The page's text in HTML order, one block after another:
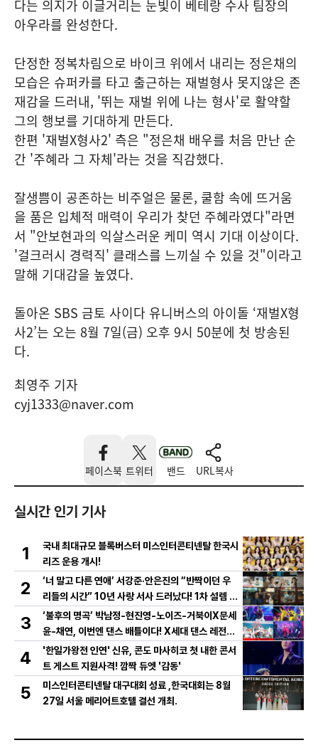
다는 의지가 이글거리는 눈빛이 베테랑 수사 팀장의
아우라를 완성한다.
단정한 정복차림으로 바이크 위에서 내리는 정은채의
모습은 슈퍼카를 타고 출근하는 재벌형사 못지않은 존
재감을 드러내, '뛰는 재벌 위에 나는 형사'로 활약할
그의 행보를 기대하게 만든다.
한편 '재벌X형사2' 측은 "정은채 배우를 처음 만난 순
간 '주혜라 그 자체'라는 것을 직감했다.
잘생쁨이 공존하는 비주얼은 물론, 쿨함 속에 뜨거움
을 품은 입체적 매력이 우리가 찾던 주혜라였다"라면
서 "안보현과의 익살스러운 케미 역시 기대 이상이다.
'걸크러시 경력직' 클래스를 느끼실 수 있을 것"이라고
말해 기대감을 높였다.
돌아온 SBS 금토 사이다 유니버스의 아이돌 ‘재벌X형
사2’는 오는 8월 7일(금) 오후 9시 50분에 첫 방송된
다.
최영주 기자
cyj1333@naver.com
페이스북 트위터 밴드 URL복사
실시간 인기 기사
1
국내 최대규모 블록버스터 미스인터콘티넨탈 한국시
리즈 운용 개시!
2
‘너 말고 다른 연애’ 서강준·안은진의 “반짝이던 우
리들의 시간” 10년 사랑 서사 드러났다! 1차 설렘 티
저 영상 공개!
3
‘불후의 명곡’ 박남정-현진영-노이즈-거북이X문세
윤-채연, 이번엔 댄스 배틀이다! X세대 댄스 레전드
총출동! 댄스 본능 깨운다!
4
'한일가왕전 인연' 신유, 콘도 마사히코 첫 내한 콘서
트 게스트 지원사격! 깜짝 듀엣 '감동'
5
미스인터콘티넨탈 대구대회 성료 ,한국대회는 8월
27일 서울 메리어트호텔 결선 개최.